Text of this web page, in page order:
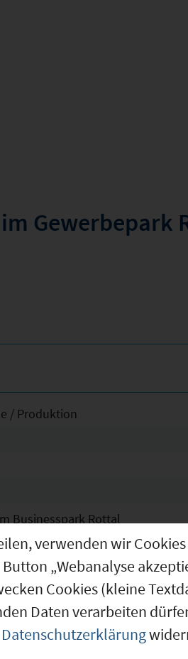
Gewerbepark
/ Produktion
Businesspark Rottal
440 m² Büros anzumieten
verwenden wir
„Webanalyse
Cookies (kleine
Daten verarbeiten
Datenschutzerklärung